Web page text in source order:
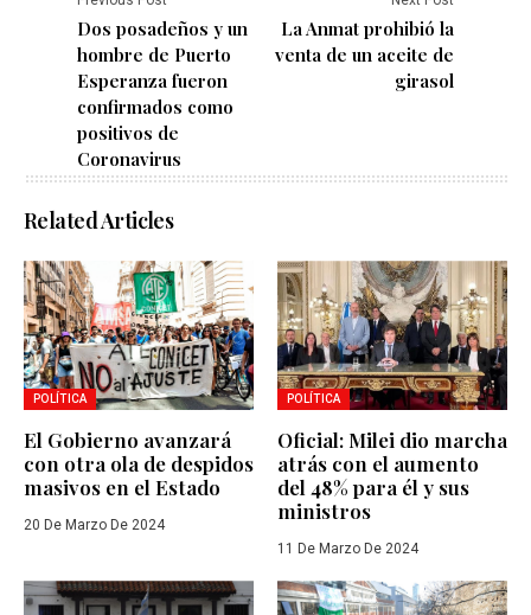
Dos posadeños y un
hombre de Puerto
Esperanza fueron
confirmados como
positivos de
Coronavirus
La Anmat prohibió la
venta de un aceite de
girasol
Related Articles
POLÍTICA
El Gobierno avanzará
con otra ola de despidos
masivos en el Estado
20 De Marzo De 2024
POLÍTICA
Oficial: Milei dio marcha
atrás con el aumento
del 48% para él y sus
ministros
11 De Marzo De 2024